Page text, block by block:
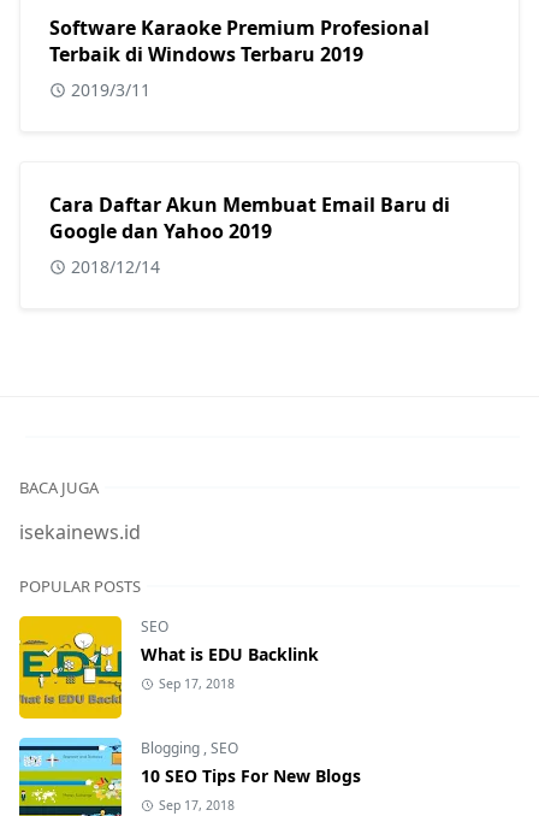
Software Karaoke Premium Profesional
Terbaik di Windows Terbaru 2019
2019/3/11
Cara Daftar Akun Membuat Email Baru di
Google dan Yahoo 2019
2018/12/14
BACA JUGA
isekainews.id
POPULAR POSTS
SEO
What is EDU Backlink
Sep 17, 2018
Blogging ,SEO
10 SEO Tips For New Blogs
Sep 17, 2018